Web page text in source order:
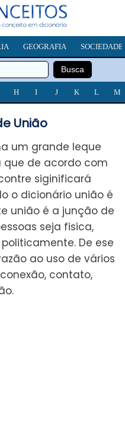
GEOGRAFIA SOCIEDADE
H I J K L M
União
um grande leque
que de acordo com
siginificará
o dicionário união é
união é a junção de
seja fisica,
De ese
ao uso de vários
contato,